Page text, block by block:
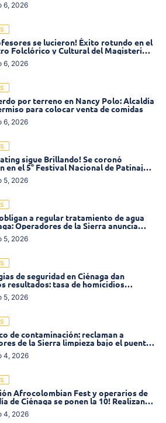
6, 2026
se lucieron! Éxito rotundo en el
Folclórico y Cultural del Magisterio
6, 2026
por terreno en Nancy Polo: Alcaldía
para colocar venta de comidas
6, 2026
sigue Brillando! Se coronó
en el 5° Festival Nacional de Patinaje
sobre Ruedas»
5, 2026
a regular tratamiento de agua
Operadores de la Sierra anuncia
en varios sectores
5, 2026
de seguridad en Ciénaga dan
resultados: tasa de homicidios
un 58% en 2026
5, 2026
de contaminación: reclaman a
de la Sierra limpieza bajo el puente
19 con carrera 11
4, 2026
Afrocolombian Fest y operarios de
de Ciénaga se ponen la 10! Realizan
de la parte posterior del Coliseo
4, 2026